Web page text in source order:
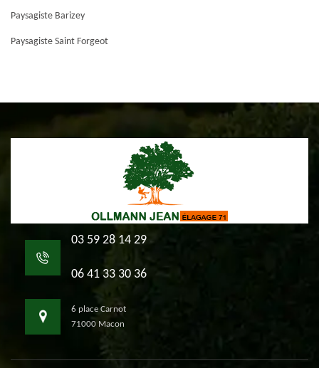
Paysagiste Barizey
Paysagiste Saint Forgeot
03 59 28 14 29
06 41 33 30 36
6 place Carnot
71000 Macon